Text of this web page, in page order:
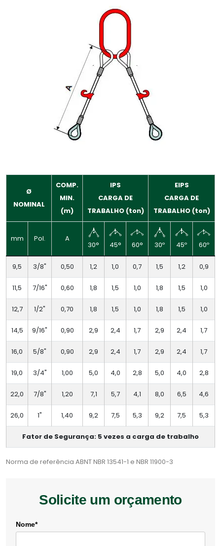
Ø
NOMINAL
COMP.
MIN.
(m)
IPS
CARGA DE
TRABALHO (ton)
EIPS
CARGA DE
TRABALHO (ton)
mm Pol. A
30° 45° 60° 30º 45º 60º
9,5 3/8" 0,50 1,2 1,0 0,7 1,5 1,2 0,9
11,5 7/16" 0,60 1,8 1,5 1,0 1,8 1,5 1,0
12,7 1/2" 0,70 1,8 1,5 1,0 1,8 1,5 1,0
14,5 9/16" 0,90 2,9 2,4 1,7 2,9 2,4 1,7
16,0 5/8" 0,90 2,9 2,4 1,7 2,9 2,4 1,7
19,0 3/4" 1,00 5,0 4,0 2,8 5,0 4,0 2,8
22,0 7/8" 1,20 7,1 5,7 4,1 8,0 6,5 4,6
26,0 1" 1,40 9,2 7,5 5,3 9,2 7,5 5,3
Fator de Segurança: 5 vezes a carga de trabalho
Norma de referência ABNT NBR 13541-1 e NBR 11900-3
Solicite um orçamento
Nome*